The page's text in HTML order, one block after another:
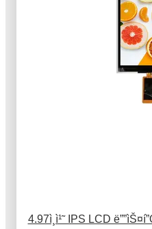
4.97ì¸ì¹˜ IPS LCD